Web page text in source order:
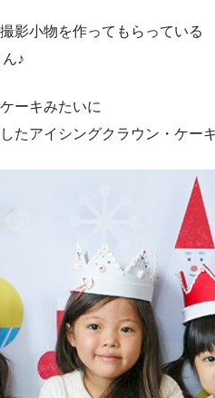
影小物を作ってもらっている
ん♪
ーキみたいに
たアイシングクラウン・ケー